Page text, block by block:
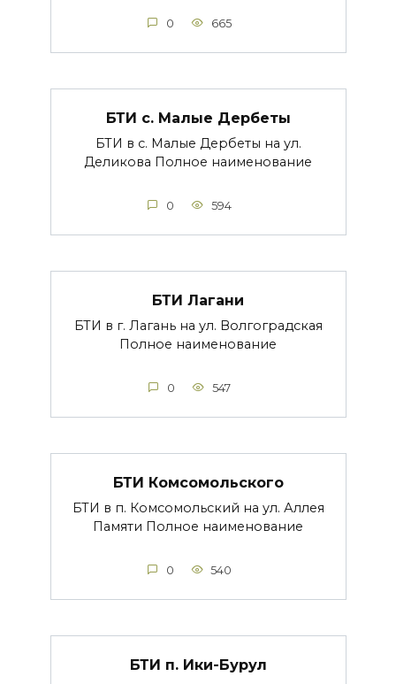
0 665
БТИ с. Малые Дербеты
БТИ в с. Малые Дербеты на ул.
Деликова Полное наименование
0 594
БТИ Лагани
БТИ в г. Лагань на ул. Волгоградская
Полное наименование
0 547
БТИ Комсомольского
БТИ в п. Комсомольский на ул. Аллея
Памяти Полное наименование
0 540
БТИ п. Ики-Бурул